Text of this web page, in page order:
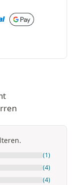
(1)
(4)
(4)